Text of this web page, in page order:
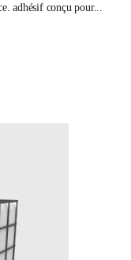
adhésif conçu pour